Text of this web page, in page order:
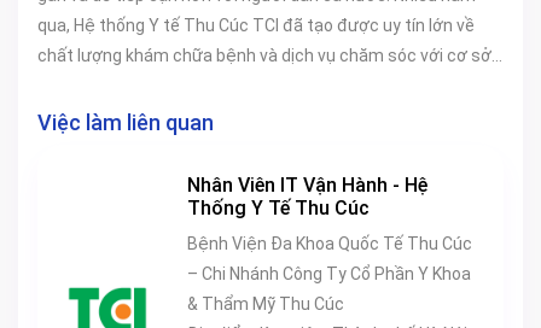
qua, Hệ thống Y tế Thu Cúc TCI đã tạo được uy tín lớn về
chất lượng khám chữa bệnh và dịch vụ chăm sóc với cơ sở
đội ngũ bác sĩ giỏi chuyên môn, giàu y đức. Chất lượng khám
với sự đánh giá cao từ Sở Y Tế Hà Nội và từ người bệnh.
Không chỉ luôn nằm trong Top đầu các bệnh viện có điểm
chất lượng cao nhất với 83 tiêu chí khắt khe của Sở Y tế,
Bệnh viện ĐKQT Thu Cúc còn được tin chọn là “cánh tay nối
dài” của các bệnh viện trung ương với sứ mệnh mang đến
Việc làm liên quan
Nhân Viên IT Vận Hành - Hệ
Thống Y Tế Thu Cúc
Bệnh Viện Đa Khoa Quốc Tế Thu Cúc
– Chi Nhánh Công Ty Cổ Phần Y Khoa
& Thẩm Mỹ Thu Cúc